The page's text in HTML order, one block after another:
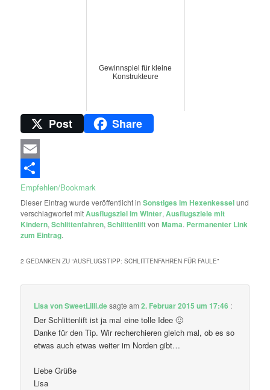
Gewinnspiel für kleine
Konstrukteure
Post Share
Email
Empfehlen/Bookmark
Dieser Eintrag wurde veröffentlicht inSonstiges im Hexenkesselund
verschlagwortet mitAusflugsziel im Winter,Ausflugsziele mit
Kindern,Schlittenfahren,SchlittenliftvonMama. Permanenter Link
zum Eintrag.
2 GEDANKEN ZU “AUSFLUGSTIPP: SCHLITTENFAHREN FÜR FAULE”
Lisa von SweetLilli.desagte am2. Februar 2015 um 17:46 :
Der Schlittenlift ist ja mal eine tolle Idee 🙂
Danke für den Tip. Wir recherchieren gleich mal, ob es so
etwas auch etwas weiter im Norden gibt…
Liebe Grüße
Lisa